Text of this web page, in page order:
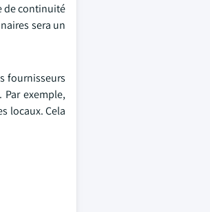
de continuité
sera un
fournisseurs
exemple,
locaux. Cela